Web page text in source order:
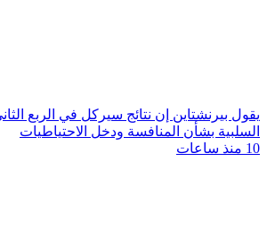
يقول بيرنشتاين إن نتائج سيركل في الربع
السلبية بشأن المنافسة ودخل الاحتياطيات
10 منذ ساعات